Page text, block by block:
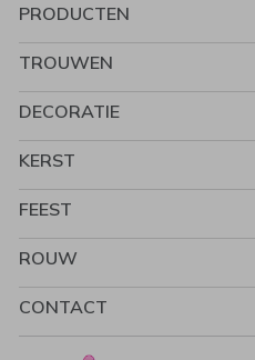
PRODUCTEN
TROUWEN
DECORATIE
KERST
FEEST
ROUW
CONTACT